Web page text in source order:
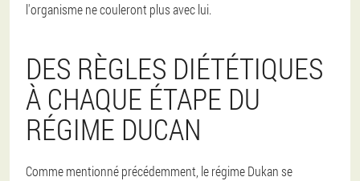
l'organisme ne couleront plus avec lui.
DES RÈGLES DIÉTÉTIQUES
À CHAQUE ÉTAPE DU
RÉGIME DUCAN
Comme mentionné précédemment, le régime Dukan se